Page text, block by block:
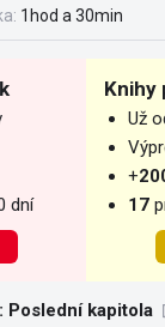
1hod a 30min
dní
Knihy
Už
+
17
Poslední kapitola